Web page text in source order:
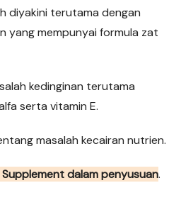
diyakini terutama dengan
yang mempunyai formula zat
kedinginan terutama
serta vitamin E.
masalah kecairan nutrien.
Supplement dalam penyusuan.